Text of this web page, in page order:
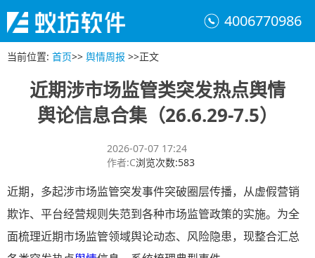
4006770986
当前位置: 首页>> 舆情周报 >>正文
近期涉市场监管类突发热点舆情
舆论信息合集（26.6.29-7.5）
2026-07-07 17:24
作者:C浏览次数:583
近期，多起涉市场监管突发事件突破圈层传播，从虚假营销
欺诈、平台经营规则失范到各种市场监管政策的实施。为全
面梳理近期市场监管领域舆论动态、风险隐患，现整合汇总